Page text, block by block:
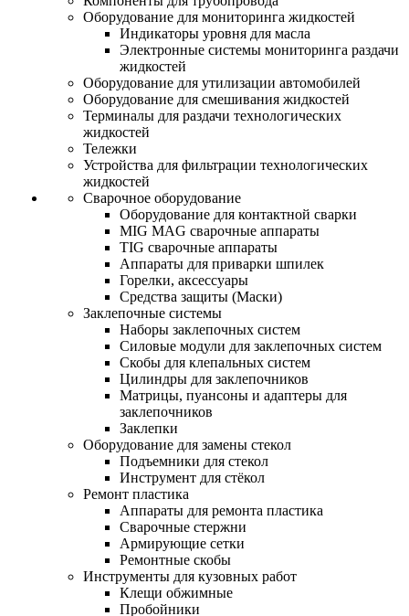
Оборудование для мониторинга жидкостей
Индикаторы уровня для масла
Электронные системы мониторинга раздачи
жидкостей
Оборудование для утилизации автомобилей
Оборудование для смешивания жидкостей
Терминалы для раздачи технологических
жидкостей
Тележки
Устройства для фильтрации технологических
жидкостей
Сварочное оборудование
Оборудование для контактной сварки
MIG MAG сварочные аппараты
TIG сварочные аппараты
Аппараты для приварки шпилек
Горелки, аксессуары
Средства защиты (Маски)
Заклепочные системы
Наборы заклепочных систем
Силовые модули для заклепочных систем
Скобы для клепальных систем
Цилиндры для заклепочников
Матрицы, пуансоны и адаптеры для
заклепочников
Заклепки
Оборудование для замены стекол
Подъемники для стекол
Инструмент для стёкол
Ремонт пластика
Аппараты для ремонта пластика
Сварочные стержни
Армирующие сетки
Ремонтные скобы
Инструменты для кузовных работ
Клещи обжимные
Пробойники